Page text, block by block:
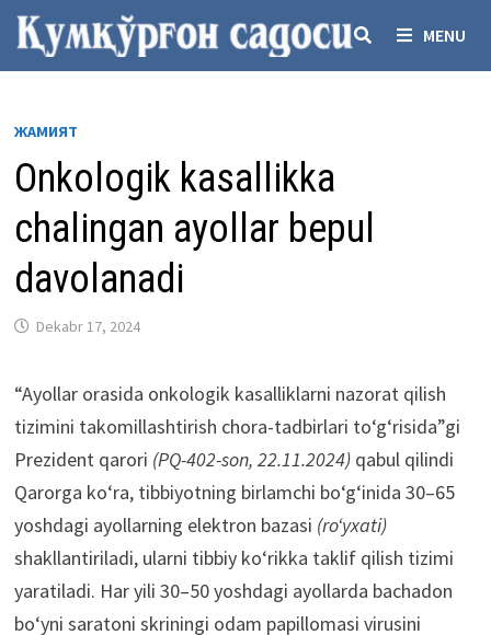
Skip
to
content
MENU
ЖАМИЯТ
Onkologik kasallikka
chalingan ayollar bepul
davolanadi
Dekabr 17, 2024
“Ayollar orasida onkologik kasalliklarni nazorat qilish
tizimini takomillashtirish chora-tadbirlari to‘g‘risida”gi
Prezident qarori (PQ-402-son, 22.11.2024)qabul qilindi
Qarorga ko‘ra, tibbiyotning birlamchi bo‘g‘inida 30–65
yoshdagi ayollarning elektron bazasi (ro‘yxati)
shakllantiriladi, ularni tibbiy ko‘rikka taklif qilish tizimi
yaratiladi. Har yili 30–50 yoshdagi ayollarda bachadon
bo‘yni saratoni skriningi odam papillomasi virusini